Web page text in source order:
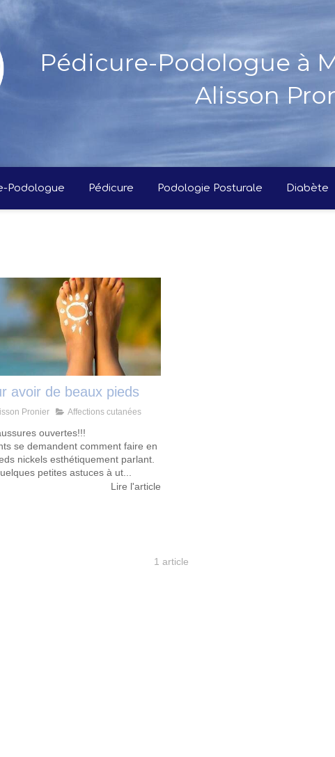
Pédicure-Podologue à
Alisson
Podologue Pédicure Podologie Posturale Diabète
avoir de beaux pieds
Pronier Affections cutanées
ouvertes!!!
se demandent comment faire en
nickels esthétiquement parlant.
petites astuces à ut...
Lire l'article
1 article